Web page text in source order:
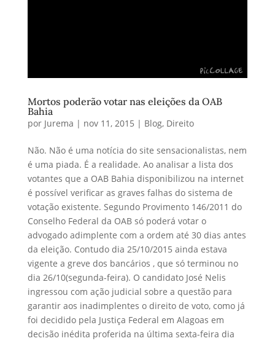
Mortos poderão votar nas eleições da OAB
Bahia
por Jurema | nov 11, 2015 | Blog, Direito
Não. Não é uma notícia do site sensacionalistas, nem
é uma piada. É a realidade. Ao analisar a lista dos
votantes que a OAB Bahia disponibilizou na internet
é possível verificar as graves falhas do sistema de
votação existente. Segundo Provimento 146/2011 do
Conselho Federal da OAB só poderá votar o
advogado adimplente com a ordem até 30 dias antes
da eleição. Contudo dia 25/10/2015 ainda estava
vigente a greve dos bancários , que só terminou no
dia 26/10(segunda-feira). O candidato José Nelis
ingressou com ação judicial sobre a questão para
garantir aos inadimplentes o direito de voto, como já
foi decidido pela Justiça Federal em Alagoas em
decisão inédita proferida na última sexta-feira dia